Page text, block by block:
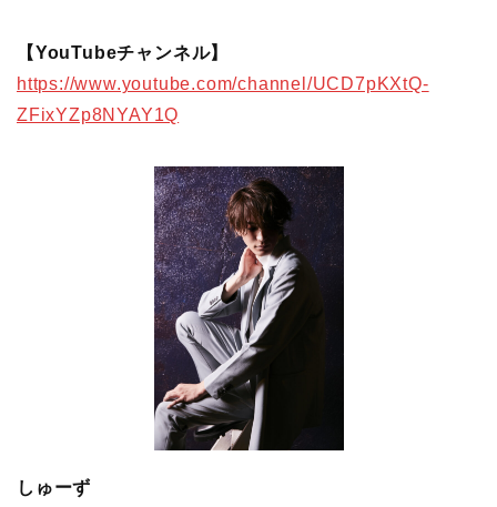
【YouTubeチャンネル】
https://www.youtube.com/channel/UCD7pKXtQ-
ZFixYZp8NYAY1Q
しゅーず